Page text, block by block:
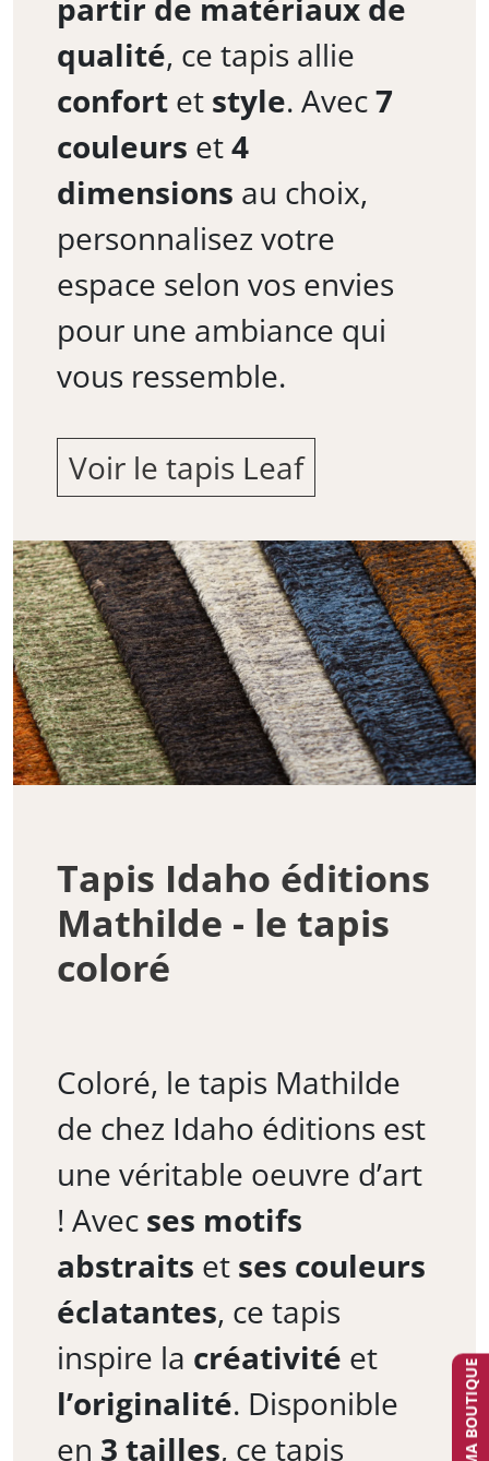
partir de matériaux de
qualité, ce tapis allie
confort et style. Avec7
couleurs et4
dimensions au choix,
personnalisez votre
espace selon vos envies
pour une ambiance qui
vous ressemble.
Voir le tapis Leaf
Tapis Idaho éditions
Mathilde - le tapis
coloré
Coloré, le tapis Mathilde
de chez Idaho éditions est
une véritable oeuvre d’art
! Avec ses motifs
abstraits et ses couleurs
éclatantes, ce tapis
inspire la créativité et
l’originalité. Disponible
en 3 tailles, ce tapis